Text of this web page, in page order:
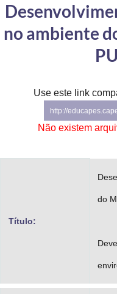
Controladoria-Geral da União
Secretaria de Governo
Gabinete de Segurança Institucional
no ambiente
Use este link
http://
Não existem
Título:
do